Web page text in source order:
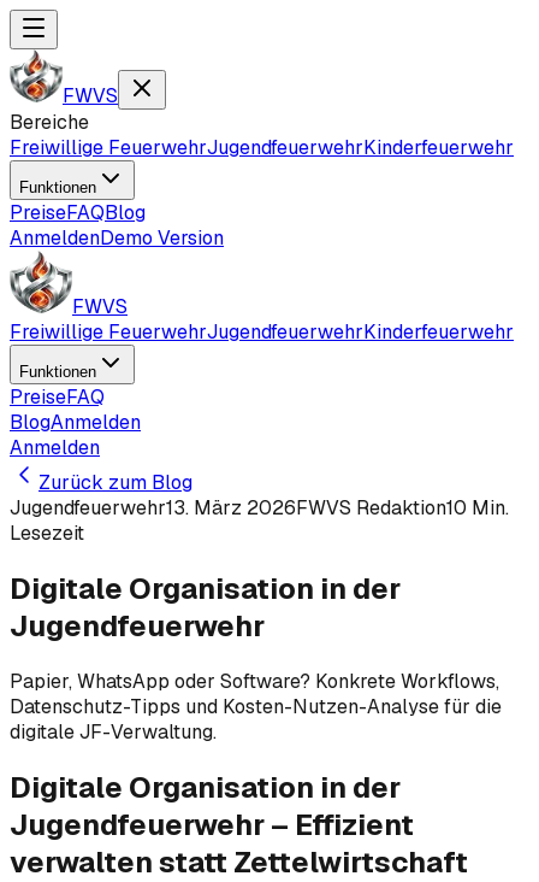
FWVS
Bereiche
Freiwillige FeuerwehrJugendfeuerwehrKinderfeuerwehr
Funktionen
PreiseFAQBlog
AnmeldenDemo Version
FWVS
Freiwillige FeuerwehrJugendfeuerwehrKinderfeuerwehr
Funktionen
PreiseFAQ
BlogAnmelden
Anmelden
Zurück zum Blog
Jugendfeuerwehr13. März 2026FWVS Redaktion10 Min.
Lesezeit
Digitale Organisation in der
Jugendfeuerwehr
Papier, WhatsApp oder Software? Konkrete Workflows,
Datenschutz-Tipps und Kosten-Nutzen-Analyse für die
digitale JF-Verwaltung.
Digitale Organisation in der
Jugendfeuerwehr – Effizient
verwalten statt Zettelwirtschaft